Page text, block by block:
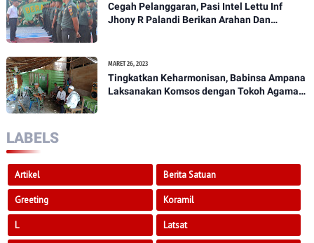
Cegah Pelanggaran, Pasi Intel Lettu Inf
Jhony R Palandi Berikan Arahan Dan
MARET 26, 2023
Tingkatkan Keharmonisan, Babinsa Ampana
Laksanakan Komsos dengan Tokoh Agama
LABELS
Artikel Berita Satuan
Greeting Koramil
L Latsat